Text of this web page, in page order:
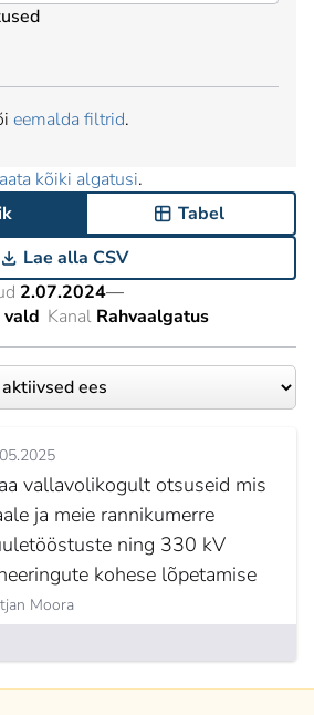
eemalda filtrid.
kõiki algatusi.
Tabel
Lae alla CSV
2.07.2024—
vald Kanal Rahvaalgatus
vallavolikogult otsuseid mis
ja meie rannikumerre
ning 330 kV
kohese lõpetamise
Moora